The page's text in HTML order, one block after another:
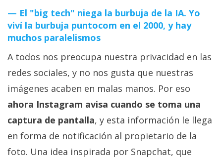
Ciberseguridad
Sistemas
operativos
Profesional
+
Más
temas
El "big tech" niega la burbuja de la IA. Yo
viví la burbuja puntocom en el 2000, y hay
muchos paralelismos
A todos nos preocupa nuestra privacidad en las
redes sociales, y no nos gusta que nuestras
imágenes acaben en malas manos. Por eso
ahora Instagram avisa cuando se toma una
captura de pantalla, y esta información le llega
en forma de notificación al propietario de la
foto. Una idea inspirada por Snapchat, que